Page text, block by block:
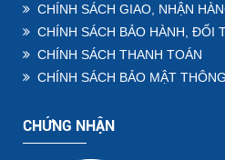
CHÍNH SÁCH GIAO, NHẬN
CHÍNH SÁCH BẢO HÀNH, ĐỔI
CHÍNH SÁCH THANH TOÁN
CHÍNH SÁCH BẢO MẬT
CHỨNG NHẬN